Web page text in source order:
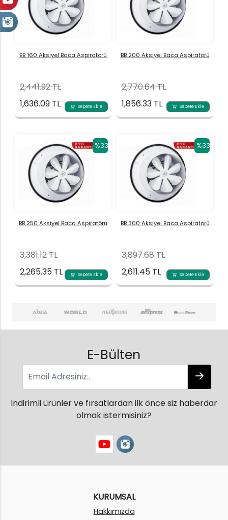
Sepete Ekle
BB 160 Aksiyel Baca Aspiratörü
2,441.92 TL
1,636.09 TL
Sepete Ekle
BB 200 Aksiyel Baca Aspiratörü
2,770.64 TL
1,856.33 TL
%33
Sepete Ekle
BB 250 Aksiyel Baca Aspiratörü
3,381.12 TL
2,265.35 TL
%33
Sepete Ekle
BB 300 Aksiyel Baca Aspiratörü
3,897.68 TL
2,611.45 TL
E-Bülten
İndirimli ürünler ve fırsatlardan ilk önce siz haberdar
olmak istermisiniz?
KURUMSAL
Hakkımızda